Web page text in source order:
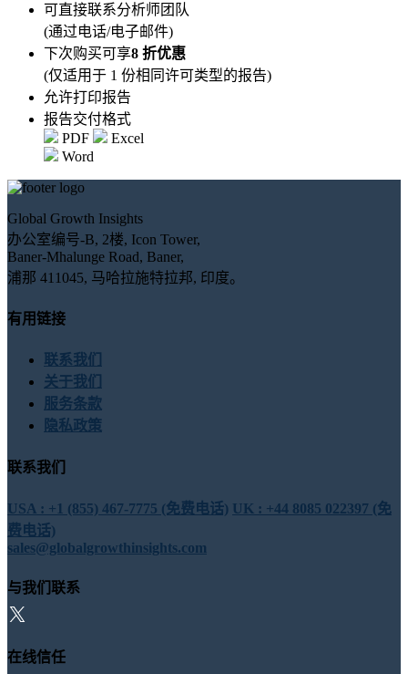
可直接联系分析师团队
(通过电话/电子邮件)
下次购买可享8 折优惠
(仅适用于 1 份相同许可类型的报告)
允许打印报告
报告交付格式
PDF
Excel
Word
Global Growth Insights
办公室编号-B, 2楼, Icon Tower,
Baner-Mhalunge Road, Baner,
浦那 411045, 马哈拉施特拉邦, 印度。
有用链接
联系我们
关于我们
服务条款
隐私政策
联系我们
USA : +1 (855) 467-7775 (免费电话) UK : +44 8085 022397 (免
费电话)
sales@globalgrowthinsights.com
与我们联系
在线信任